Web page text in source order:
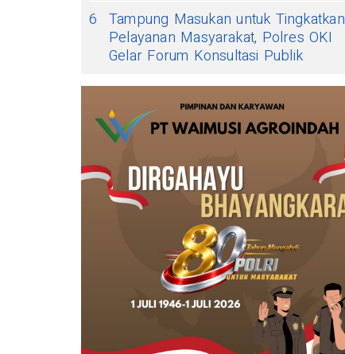
6 Tampung Masukan untuk Tingkatkan
Pelayanan Masyarakat, Polres OKI
Gelar Forum Konsultasi Publik